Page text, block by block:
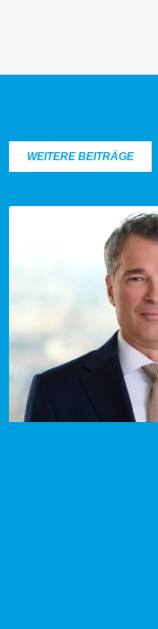
WEITERE BEITRÄGE